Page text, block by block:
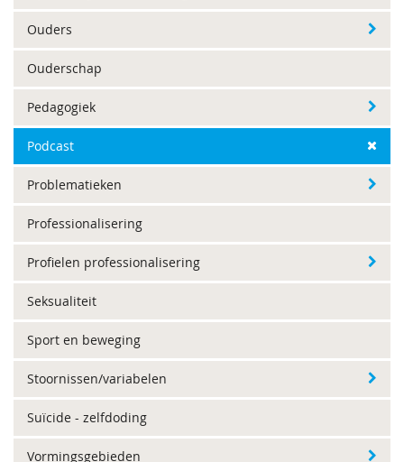
Ouders
Ouderschap
Pedagogiek
Podcast
Problematieken
Professionalisering
Profielen professionalisering
Seksualiteit
Sport en beweging
Stoornissen/variabelen
Suïcide - zelfdoding
Vormingsgebieden